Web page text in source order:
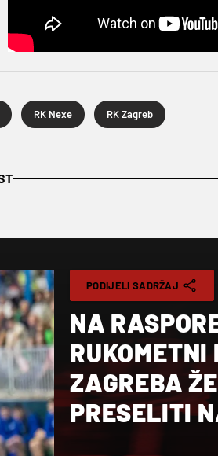
RK Nexe RK Zagreb
PODIJELI SADRŽAJ
NA
ZAGREBA
PRESELITI